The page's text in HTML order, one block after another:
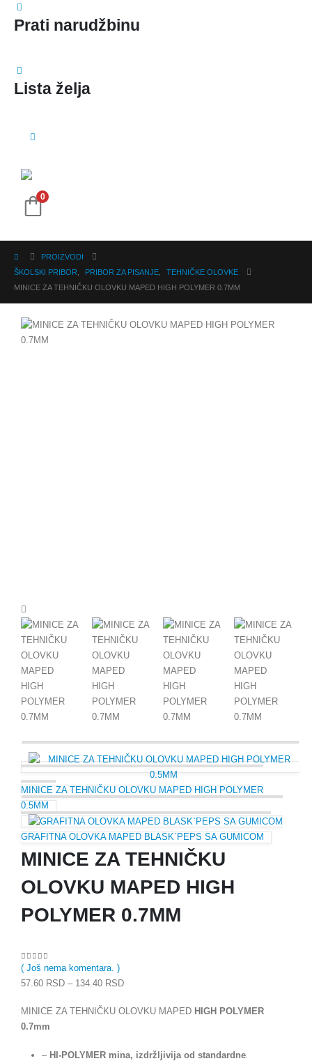
Prati narudžbinu
Lista želja
0
PROIZVODI
ŠKOLSKI PRIBOR
PRIBOR ZA PISANJE
TEHNIČKE OLOVKE
MINICE ZA TEHNIČKU OLOVKU MAPED HIGH POLYMER 0.7MM
MINICE ZA TEHNIČKU OLOVKU MAPED HIGH POLYMER
0.5MM
GRAFITNA OLOVKA MAPED BLASK`PEPS SA GUMICOM
MINICE ZA TEHNIČKU
OLOVKU MAPED HIGH
POLYMER 0.7MM
0 out of 5
( Još nema komentara. )
57.60 RSD – 134.40 RSD
MINICE ZA TEHNIČKU OLOVKU MAPED HIGH POLYMER
0.7mm
– HI-POLYMER mina, izdržljivija od standardne.